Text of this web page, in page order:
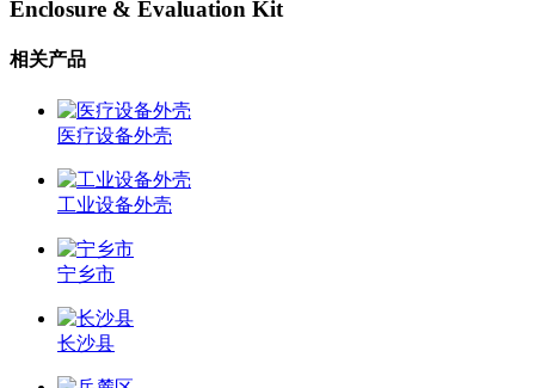
Enclosure & Evaluation Kit
相关产品
医疗设备外壳
工业设备外壳
宁乡市
长沙县